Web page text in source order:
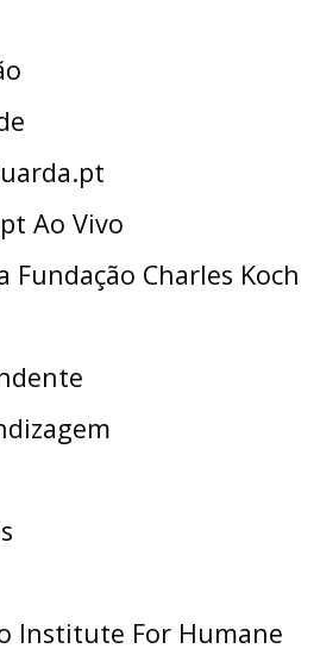
Ao Vivo
Fundação Charles Koch
Institute For Humane